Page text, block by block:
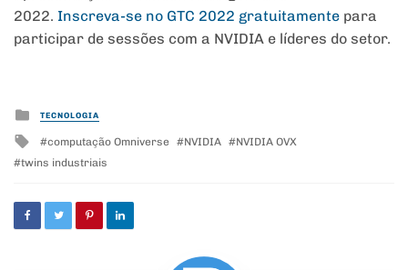
2022. Inscreva-se no GTC 2022 gratuitamente para
participar de sessões com a NVIDIA e líderes do setor.
Posted
in
TECNOLOGIA
Tagged
with
computação Omniverse NVIDIA
NVIDIA OVX
twins industriais